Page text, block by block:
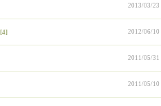
2013/03/23
[4] 2012/06/10
2011/05/31
2011/05/10